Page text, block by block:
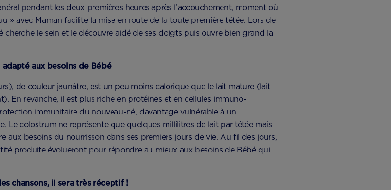
pendant les deux premières heures après l’accouchement, moment où
» avec Maman facilite la mise en route de la toute première tétée. Lors de
le sein et le découvre aidé de ses doigts puis ouvre bien grand la
aux besoins de Bébé
de couleur jaunâtre, est un peu moins calorique que le lait mature (lait
En revanche, il est plus riche en protéines et en cellules immuno-
immunitaire du nouveau-né, davantage vulnérable à un
Le colostrum ne représente que quelques millilitres de lait par tétée mais
aux besoins du nourrisson dans ses premiers jours de vie. Au fil des jours,
produite évolueront pour répondre au mieux aux besoins de Bébé qui
chansons, il sera très réceptif !